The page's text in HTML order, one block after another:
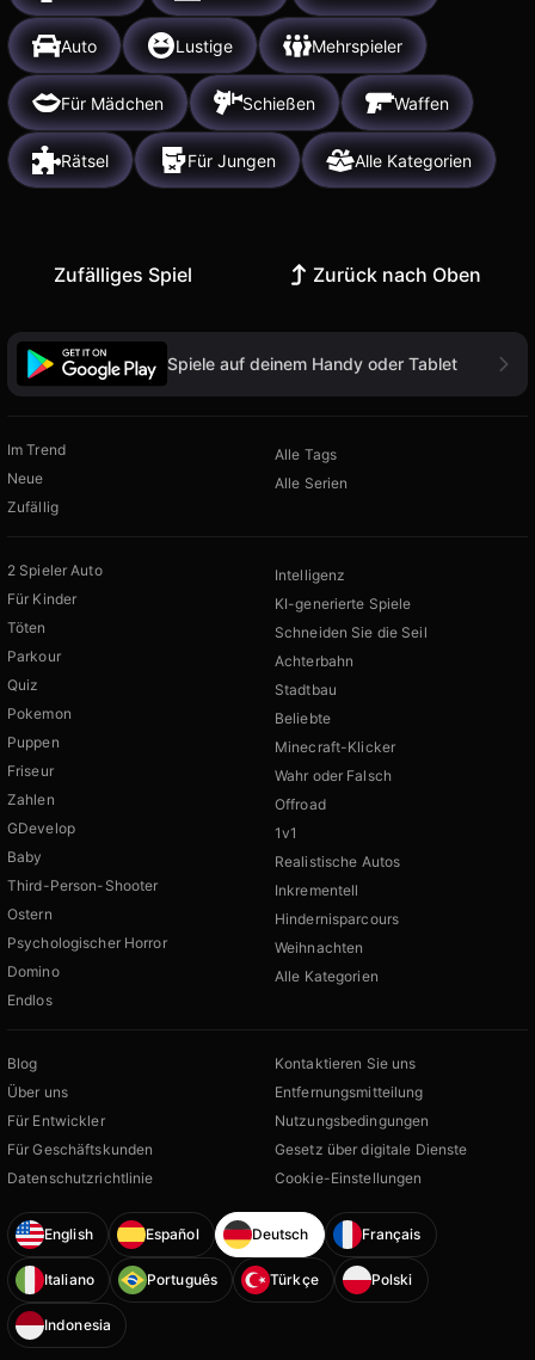
Auto Lustige Mehrspieler
Für Mädchen Schießen Waffen
Rätsel Für Jungen Alle Kategorien
Zufälliges Spiel Zurück nach Oben
Spiele auf deinem Handy oder Tablet
Im Trend
Neue
Zufällig
Alle Tags
Alle Serien
2 Spieler Auto
Für Kinder
Töten
Parkour
Quiz
Pokemon
Puppen
Friseur
Zahlen
GDevelop
Baby
Third-Person-Shooter
Ostern
Psychologischer Horror
Domino
Endlos
Intelligenz
KI-generierte Spiele
Schneiden Sie die Seil
Achterbahn
Stadtbau
Beliebte
Minecraft-Klicker
Wahr oder Falsch
Offroad
1v1
Realistische Autos
Inkrementell
Hindernisparcours
Weihnachten
Alle Kategorien
Blog
Über uns
Für Entwickler
Für Geschäftskunden
Datenschutzrichtlinie
Kontaktieren Sie uns
Entfernungsmitteilung
Nutzungsbedingungen
Gesetz über digitale Dienste
Cookie-Einstellungen
English Español Deutsch Français
Italiano Português Türkçe Polski
Indonesia